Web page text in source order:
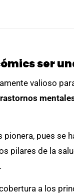
ser
valioso
pionera, pues se
pilares de la
a los